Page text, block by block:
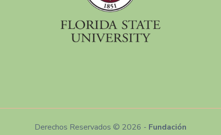
Derechos Reservados © 2026 - Fundación